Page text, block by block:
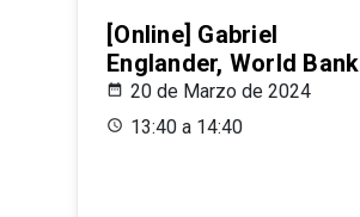
[Online] Gabriel
Englander, World Bank
20 de Marzo de 2024
13:40 a 14:40